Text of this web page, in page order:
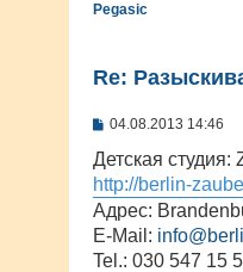
Pegasic
Re:
С
о
б
щ
е
н
и
е
04.08.2013 14:46
Детская студия:
http://berlin-
Адрес:
E-Mail:
Tel.: 030 547 15